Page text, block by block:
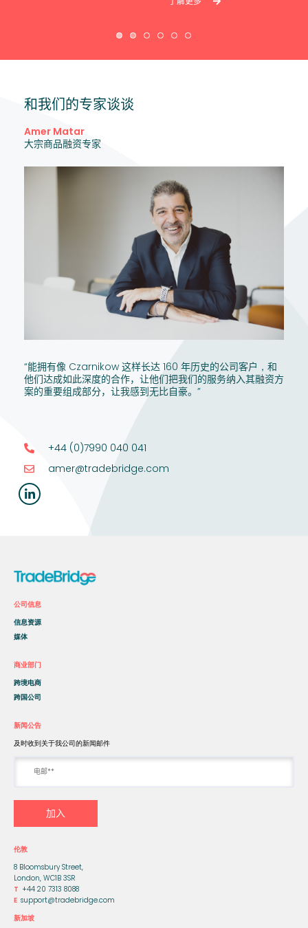
和我们的专家谈谈
Amer Matar
大宗商品融资专家
“能拥有像 Czarnikow 这样长达 160 年历史的公司客户 ， 和
他们达成如此深度的合作， 让他们把我们的服务纳入其融资方
案的重要组成部分，让我感到无比自豪。 ”
+44 (0)7990 040 041
amer@tradebridge.com
公司信息
信息资源
媒体
商业部门
跨境电商
跨国公司
新闻公告
及时收到关于我公司的新闻邮件
伦敦
8 Bloomsbury Street,
London, WC1B 3SR
T +44 20 7313 8088
E support@tradebridge.com
新加坡